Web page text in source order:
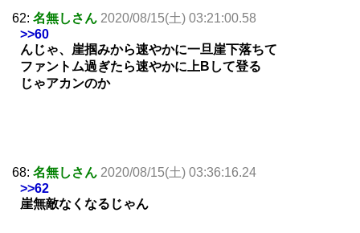
62: 名無しさん 2020/08/15(土) 03:21:00.58
>>60
んじゃ、崖掴みから速やかに一旦崖下落ちて
ファントム過ぎたら速やかに上Bして登る
じゃアカンのか
68: 名無しさん 2020/08/15(土) 03:36:16.24
>>62
崖無敵なくなるじゃん